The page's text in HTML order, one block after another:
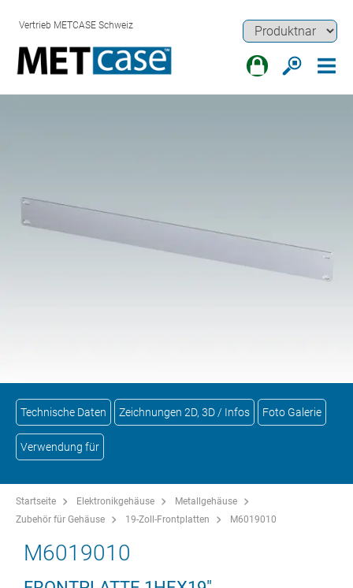
Vertrieb METCASE Schweiz
Technische Daten Zeichnungen 2D, 3D / Infos Foto Galerie
Verwendung für
Startseite Elektronikgehäuse
Metallgehäuse
Zubehör für Gehäuse
19-Zoll-Frontplatten M6019010
M6019010